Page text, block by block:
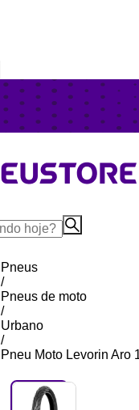
Pneus
/
Pneus de moto
/
Urbano
/
Pneu Moto Levorin Aro